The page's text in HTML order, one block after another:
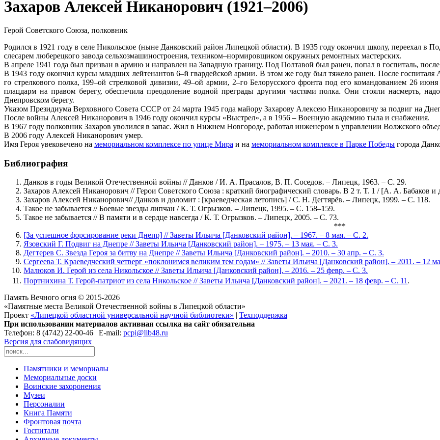
Захаров Алексей Никанорович (1921–2006)
Герой Советского Союза, полковник
Родился в 1921 году в селе Никольское (ныне Данковский район Липецкой области). В 1935 году окончил школу, переехал в
слесарем люберецкого завода сельхозмашиностроения, техником–нормировщиком окружных ремонтных мастерских.
В апреле 1941 года был призван в армию и направлен на Западную границу. Под Полтавой был ранен, попал в госпиталь,
В 1943 году окончил курсы младших лейтенантов 6–й гвардейской армии. В этом же году был тяжело ранен. После
го стрелкового полка, 199–ой стрелковой дивизии, 49–ой армии, 2–го Белорусского фронта под его командованием 26
плацдарм на правом берегу, обеспечила преодоление водной преграды другими частями полка. Они стояли насмерть,
Днепровском берегу.
Указом Президиума Верховного Совета СССР от 24 марта 1945 года майору Захарову Алексею Никаноровичу за подвиг на
После войны Алексей Никанорович в 1946 году окончил курсы «Выстрел», а в 1956 – Военную академию тыла и снабжения.
В 1967 году полковник Захаров уволился в запас. Жил в Нижнем Новгороде, работал инженером в управлении Волжского
В 2006 году Алексей Никанорович умер.
Имя Героя увековечено на мемориальном комплексе по улице Мира и на мемориальном комплексе в Парке Победы города
Библиография
Данков в годы Великой Отечественной войны // Данков / И. А. Прасалов, В. П. Соседов. – Липецк, 1963. – С. 29.
Захаров Алексей Никанорович // Герои Советского Союза : краткий биографический словарь. В 2 т. Т. 1 / [А. А.
Захаров Алексей Никанорович// Данков и доломит : [краеведческая летопись] / С. Н. Дегтярёв. – Липецк, 1999. – C. 118.
Такое не забывается // Боевые звезды липчан / К. Т. Огрызков. – Липецк, 1995. – С. 158–159.
Такое не забывается // В памяти и в сердце навсегда / К. Т. Огрызков. – Липецк, 2005. – С. 73.
***
[За успешное форсирование реки Днепр] // Заветы Ильича [Данковский район]. – 1967. – 8 мая. – С. 2.
Язовский Г. Подвиг на Днепре // Заветы Ильича [Данковский район]. – 1975. – 13 мая. – С. 3.
Дегтерев С. Звезда Героя за битву на Днепре // Заветы Ильича [Данковский район]. – 2010. – 30 апр. – С. 3.
Сергеева Т. Краеведческий четверг «поклонимся великим тем годам» // Заветы Ильича [Данковский район]. – 2011. – 12
Малюков И. Герой из села Никольское // Заветы Ильича [Данковский район]. – 2016. – 25 февр. – С. 3.
Портнихина Т. Герой-патриот из села Никольское // Заветы Ильича [Данковский район]. – 2021. – 18 февр. – С. 11.
Память Вечного огня © 2015-2026
«Памятные места Великой Отечественной войны в Липецкой области»
Проект «Липецкой областной универсальной научной библиотеки»
Техподдержка
При использовании материалов активная ссылка на сайт обязательна
Телефон: 8 (4742) 22-00-46 | E-mail: pcpi@lib48.ru
Версия для слабовидящих
Памятники и мемориалы
Мемориальные доски
Воинские захоронения
Музеи
Персоналии
Книга Памяти
Фронтовая почта
Госпитали